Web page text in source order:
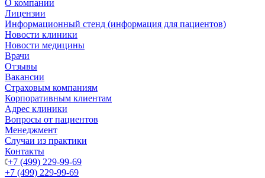
О компании
Лицензии
Информационный стенд (информация для пациентов)
Новости клиники
Новости медицины
Врачи
Отзывы
Вакансии
Страховым компаниям
Корпоративным клиентам
Адрес клиники
Вопросы от пациентов
Менеджмент
Случаи из практики
Контакты
+7 (499) 229-99-69
+7 (499) 229-99-69